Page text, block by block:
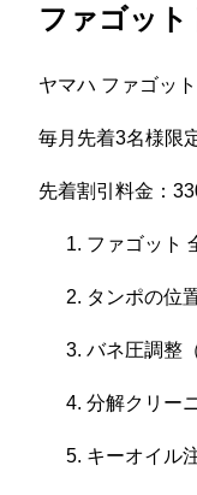
ファゴット
ヤマハ ファゴッ
毎月先着3名様限
先着割引料金：
ファゴット
タンポの位
バネ圧調整
分解クリー
キーオイル